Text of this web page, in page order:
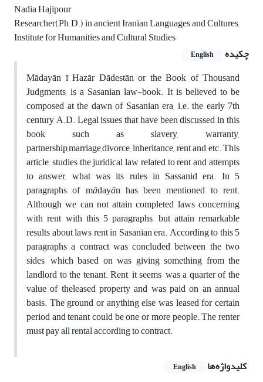
Nadia Hajipour
Researcher(Ph.D.) in ancient Iranian Languages and Cultures,
Institute for Humanities and Cultural Studies
چکیده
English
Mādayān ī Hazār Dādestān or the Book of Thousand
Judgments, is a Sasanian law-book. It is believed to be
composed at the dawn of Sasanian era, i.e. the early 7th
century A.D. Legal issues that have been discussed in this
book such as slavery, warranty,
partnership,marriage,divorce, inheritance, rent and etc. This
article, studies the juridical law related to rent and attempts
to answer, what was its rules in Sassanid era. In 5
paragraphs of mādayān has been mentioned to rent.
Although we can not attain completed laws concerning
with rent with this 5 paragraphs, but attain remarkable
results about laws rent in Sasanian era. According to this 5
paragraphs a contract was concluded between the two
sides, which based on was giving something from the
landlord to the tenant. Rent, it seems, was a quarter of the
value of theleased property and was paid on an annual
basis. The ground or anything else was leased for certain
period and tenant could be one or more people. The renter
must pay all rental according to contract.
کلیدواژه‌ها
English